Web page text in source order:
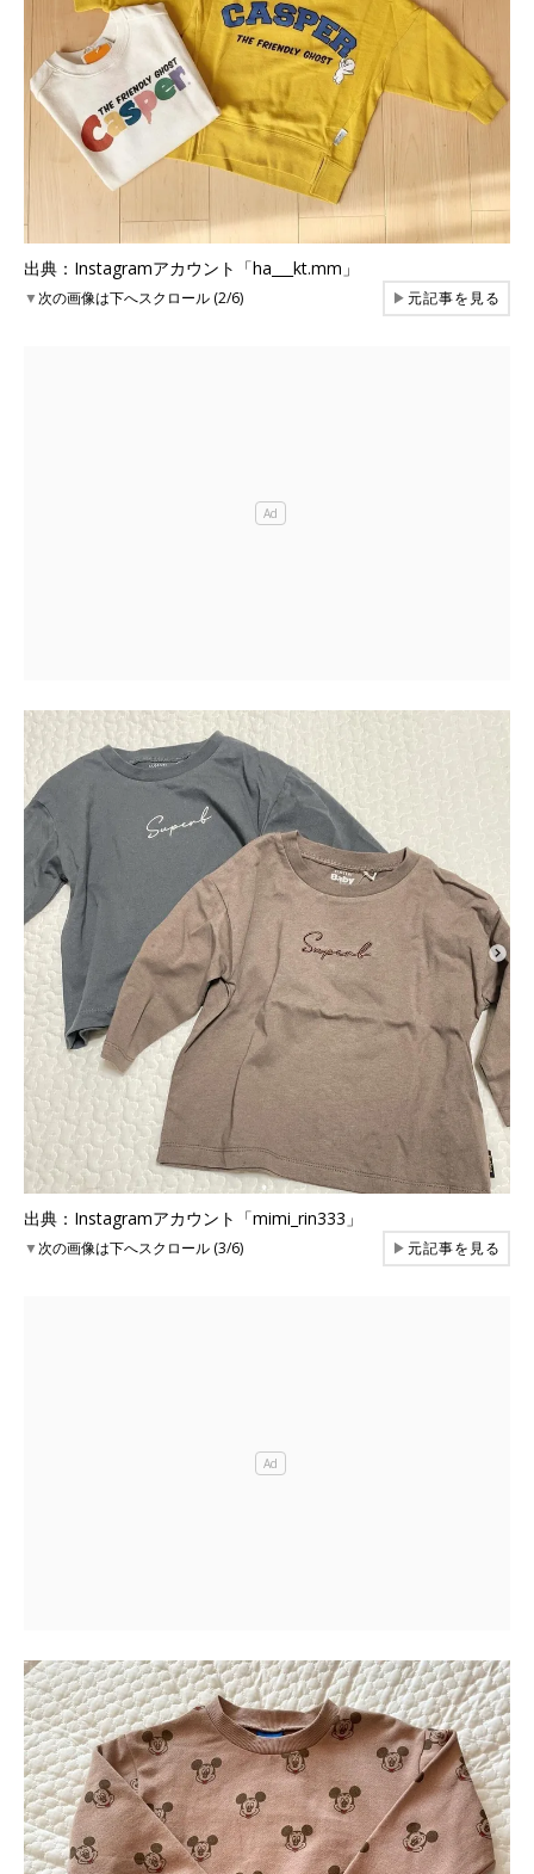
出典：Instagramアカウント「ha___kt.mm」
▼次の画像は下へスクロール (2/6) ▶元記事を見る
出典：Instagramアカウント「mimi_rin333」
▼次の画像は下へスクロール (3/6) ▶元記事を見る